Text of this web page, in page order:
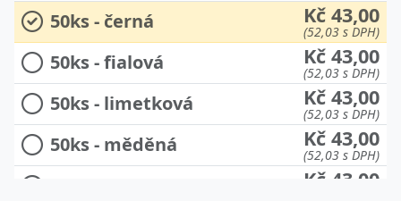
50ks - černá Kč 43,00
(52,03 s DPH)
50ks - fialová Kč 43,00
(52,03 s DPH)
50ks - limetková Kč 43,00
(52,03 s DPH)
50ks - měděná Kč 43,00
(52,03 s DPH)
Kč 43,00